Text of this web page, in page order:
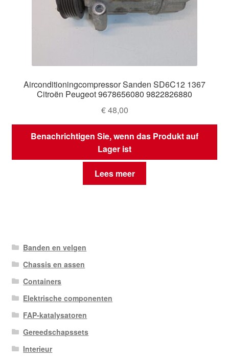
Airconditioningcompressor Sanden SD6C12 1367
Citroën Peugeot 9678656080 9822826880
€48,00
Benachrichtigen Sie, wenn das Produkt auf
Lager ist
Lees meer
Banden en velgen
Chassis en assen
Containers
Elektrische componenten
FAP-katalysatoren
Gereedschapssets
Interieur